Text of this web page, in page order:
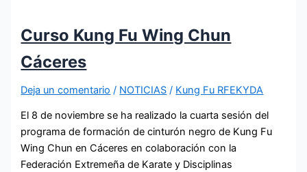
Curso Kung Fu Wing Chun
Cáceres
Deja un comentario / NOTICIAS / Kung Fu RFEKYDA
El 8 de noviembre se ha realizado la cuarta sesión del
programa de formación de cinturón negro de Kung Fu
Wing Chun en Cáceres en colaboración con la
Federación Extremeña de Karate y Disciplinas